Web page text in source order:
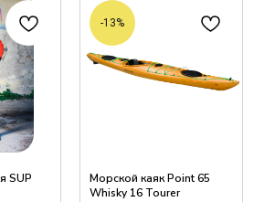
SUP
-13%
Морской каяк Point 65
Whisky 16 Tourer